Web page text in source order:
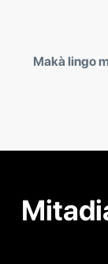
Makà lingo